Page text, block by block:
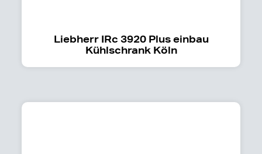
Liebherr IRc 3920 Plus einbau
Kühlschrank Köln